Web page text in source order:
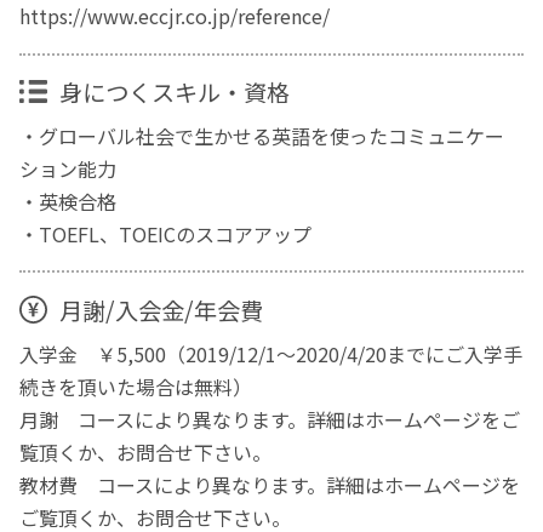
https://www.eccjr.co.jp/reference/
身につくスキル・資格
・グローバル社会で生かせる英語を使ったコミュニケー
ション能力
・英検合格
・TOEFL、TOEICのスコアアップ
月謝/入会金/年会費
入学金 ￥5,500（2019/12/1～2020/4/20までにご入学手
続きを頂いた場合は無料）
月謝 コースにより異なります。詳細はホームページをご
覧頂くか、お問合せ下さい。
教材費 コースにより異なります。詳細はホームページを
ご覧頂くか、お問合せ下さい。